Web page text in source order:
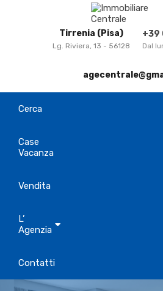
Tirrenia (Pisa)
Lg. Riviera, 13 - 56128
+39
Dal
Cerca
Case
Vacanza
Vendita
L’
Agenzia
Contatti